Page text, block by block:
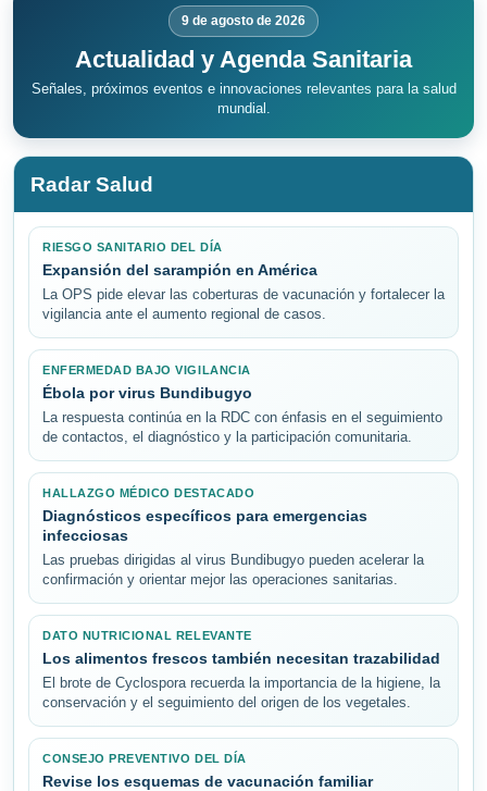
9 de agosto de 2026
Actualidad y Agenda Sanitaria
Señales, próximos eventos e innovaciones relevantes para la salud
mundial.
Radar Salud
RIESGO SANITARIO DEL DÍA
Expansión del sarampión en América
La OPS pide elevar las coberturas de vacunación y fortalecer la
vigilancia ante el aumento regional de casos.
ENFERMEDAD BAJO VIGILANCIA
Ébola por virus Bundibugyo
La respuesta continúa en la RDC con énfasis en el seguimiento
de contactos, el diagnóstico y la participación comunitaria.
HALLAZGO MÉDICO DESTACADO
Diagnósticos específicos para emergencias
infecciosas
Las pruebas dirigidas al virus Bundibugyo pueden acelerar la
confirmación y orientar mejor las operaciones sanitarias.
DATO NUTRICIONAL RELEVANTE
Los alimentos frescos también necesitan trazabilidad
El brote de Cyclospora recuerda la importancia de la higiene, la
conservación y el seguimiento del origen de los vegetales.
CONSEJO PREVENTIVO DEL DÍA
Revise los esquemas de vacunación familiar